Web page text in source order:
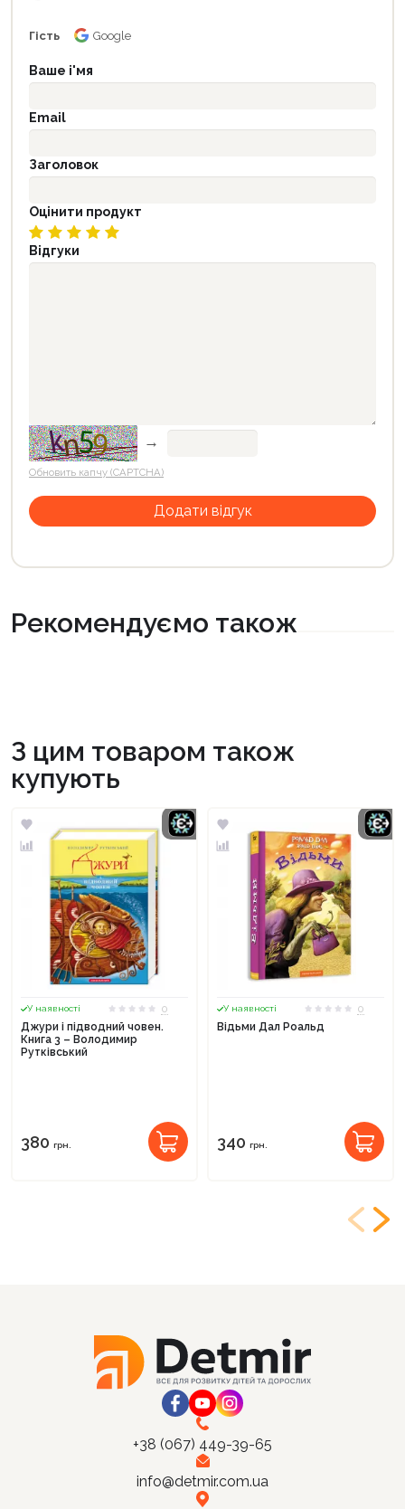
Гість Google
Ваше і'мя
Email
Заголовок
Оцінити продукт
Відгуки
→
Обновить капчу (CAPTCHA)
Рекомендуємо також
З цим товаром також
купують
У наявності
0
Джури і підводний човен.
Книга 3 – Володимир
Рутківський
380 грн.
У наявності
0
Відьми Дал Роальд
340 грн.
+38 (067) 449-39-65
info@detmir.com.ua